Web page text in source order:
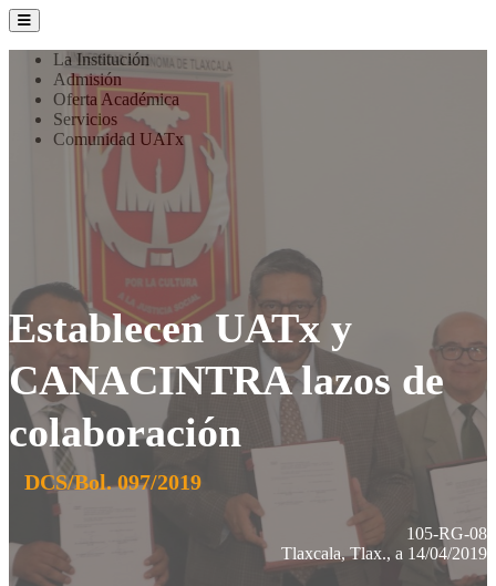
La Institución
Admisión
Oferta Académica
Servicios
Comunidad UATx
Establecen UATx y
CANACINTRA lazos de
colaboración
DCS/Bol. 097/2019
105-RG-08
Tlaxcala, Tlax., a 14/04/2019